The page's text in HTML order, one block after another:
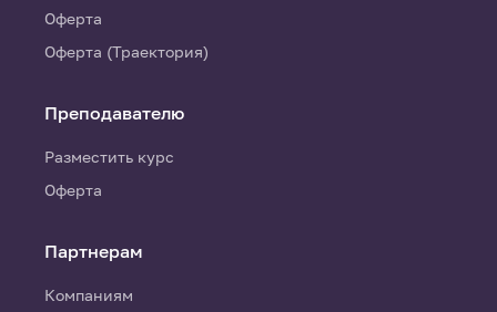
Оферта
Оферта (Траектория)
Преподавателю
Разместить курс
Оферта
Партнерам
Компаниям